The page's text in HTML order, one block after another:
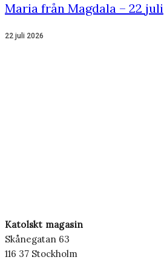
Maria från Magdala – 22 juli
22 juli 2026
Katolskt magasin
Skånegatan 63
116 37 Stockholm